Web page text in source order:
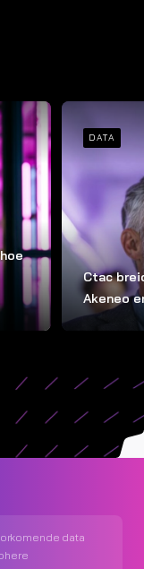
DATA
Ctac
Akeneo
data